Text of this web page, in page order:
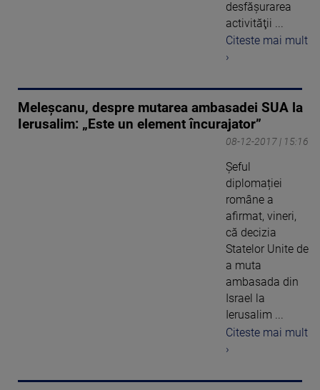
desfăşurarea
activităţii ...
Citeste mai mult
›
Meleșcanu, despre mutarea ambasadei SUA la
Ierusalim: „Este un element încurajator”
08-12-2017 | 15:16
Șeful
diplomației
române a
afirmat, vineri,
că decizia
Statelor Unite de
a muta
ambasada din
Israel la
Ierusalim ...
Citeste mai mult
›